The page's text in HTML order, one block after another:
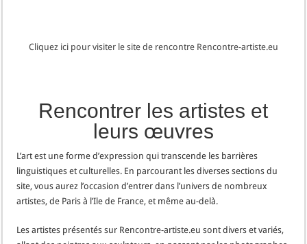
Cliquez ici pour visiter le site de rencontre Rencontre-artiste.eu
Rencontrer les artistes et
leurs œuvres
L’art est une forme d’expression qui transcende les barrières
linguistiques et culturelles. En parcourant les diverses sections du
site, vous aurez l’occasion d’entrer dans l’univers de nombreux
artistes, de Paris à l’Ile de France, et même au-delà.
Les artistes présentés sur Rencontre-artiste.eu sont divers et variés,